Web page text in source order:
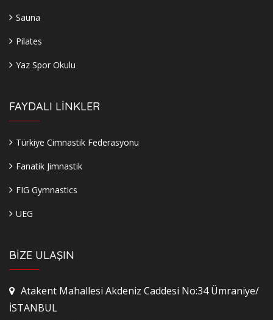
Sauna
Pilates
Yaz Spor Okulu
FAYDALI LİNKLER
Türkiye Cimnastik Federasyonu
Fanatik Jimnastik
FIG Gymnastics
UEG
BİZE ULAŞIN
Atakent Mahallesi Akdeniz Caddesi No:34 Ümraniye/
İSTANBUL